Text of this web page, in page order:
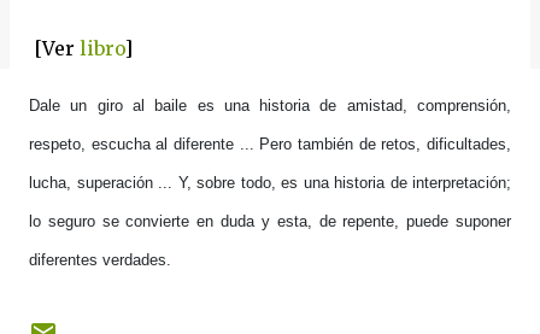
[Ver libro]
Dale un giro al baile es una historia de amistad, comprensión,
respeto, escucha al diferente ... Pero también de retos, dificultades,
lucha, superación ... Y, sobre todo, es una historia de interpretación;
lo seguro se convierte en duda y esta, de repente, puede suponer
diferentes verdades.